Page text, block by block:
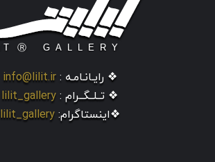
❖ رایـانـامـه : info@lilit.ir
❖ تــلــگــرام : lilit_gallery
❖اینستاگرام: lilit_gallery